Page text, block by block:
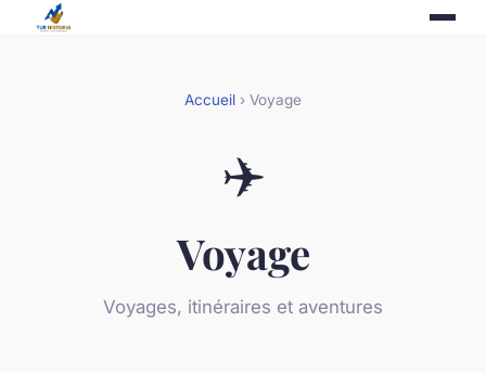
Accueil › Voyage
✈️
Voyage
Voyages, itinéraires et aventures